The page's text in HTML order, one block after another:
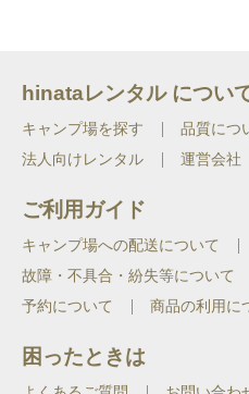
hinataレンタル につい
キャンプ場を探す
品質につ
法人向けレンタル
運営会社
ご利用ガイド
キャンプ場への配送について
故障・不具合・紛失等について
予約について
商品の利用に
困ったときは